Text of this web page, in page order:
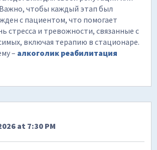
чтобы каждый этап был
с пациентом, что помогает
стресса и тревожности, связанные с
включая терапию в стационаре.
– алкоголик реабилитация
at 7:30 PM